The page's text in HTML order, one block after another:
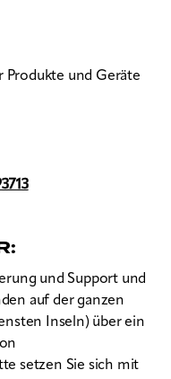
Produkte und Geräte
und Support und
auf der ganzen
Inseln) über ein
setzen Sie sich mit